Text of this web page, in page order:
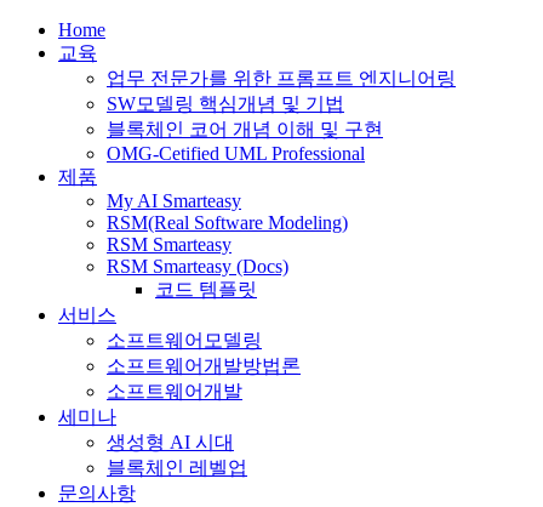
Home
교육
업무 전문가를 위한 프롬프트 엔지니어링
SW모델링 핵심개념 및 기법
블록체인 코어 개념 이해 및 구현
OMG-Cetified UML Professional
제품
My AI Smarteasy
RSM(Real Software Modeling)
RSM Smarteasy
RSM Smarteasy (Docs)
코드 템플릿
서비스
소프트웨어모델링
소프트웨어개발방법론
소프트웨어개발
세미나
생성형 AI 시대
블록체인 레벨업
문의사항